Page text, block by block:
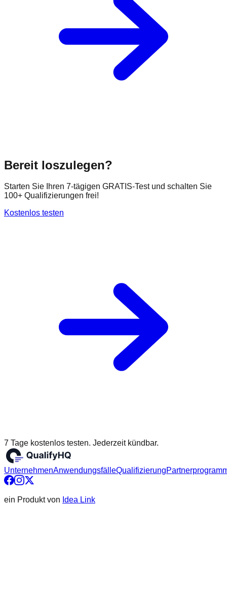
Bereit loszulegen?
Starten Sie Ihren 7-tägigen GRATIS-Test und schalten Sie
100+ Qualifizierungen frei!
Kostenlos testen
7 Tage kostenlos testen. Jederzeit kündbar.
UnternehmenAnwendungsfälleQualifizierung
ein Produkt von Idea Link